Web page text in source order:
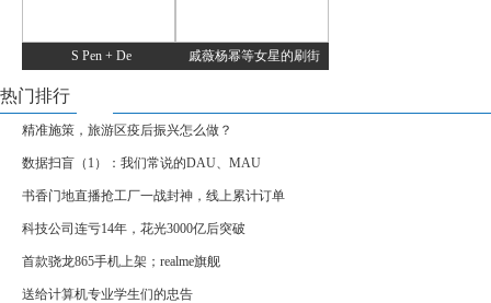
S Pen + De 戚薇杨幂等女星的刷街
热门排行
精准施策，旅游区疫后振兴怎么做？
数据扫盲（1）：我们常说的DAU、MAU
书香门地直播抢工厂一战封神，线上累计订单
科技公司连亏14年，花光3000亿后突破
首款骁龙865手机上架；realme旗舰
送给计算机专业学生们的忠告